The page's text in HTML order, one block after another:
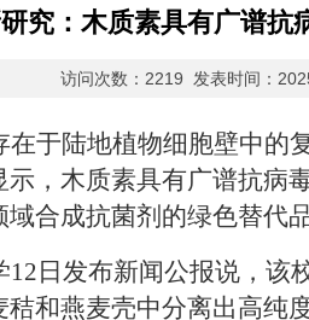
究：木质素具有广谱抗
访问次数：2219 发表时间：
于陆地植物细胞壁中的
，木质素具有广谱抗病
合成抗菌剂的绿色替代品
12日发布新闻公报说，该
和燕麦壳中分离出高纯